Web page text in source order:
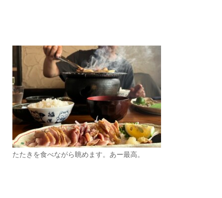
たたきを食べながら眺めます。あー最高。